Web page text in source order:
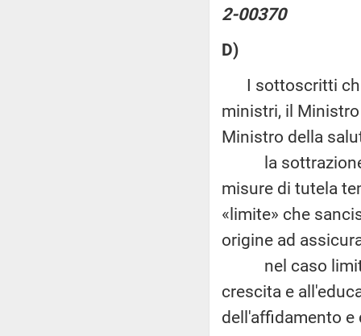
2-00370
D)
I sottoscritti
ministri, il
Ministro della
la sottrazione
misure di tutela
«limite» che
origine ad
nel caso limite
crescita e
dell'affidamento